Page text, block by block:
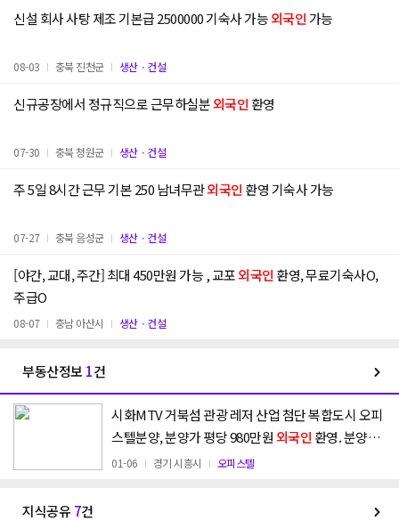
신설 회사 사탕 제조 기본급 2500000 기숙사 가능외국인가능
08-03 충북 진천군 생산ㆍ건설
신규공장에서 정규직으로 근무하실분외국인 환영
07-30 충북 청원군 생산ㆍ건설
주 5일 8시간 근무 기본 250 남녀무관외국인 환영 기숙사 가능
07-27 충북 음성군 생산ㆍ건설
[야간, 교대, 주간] 최대 450만원 가능 , 교포외국인 환영, 무료기숙사O,
주급O
08-07 충남 아산시 생산ㆍ건설
부동산정보 1건
시화MTV 거북섬 관광 레저 산업 첨단 복합도시 오피
스텔분양, 분양가 평당 980만원 외국인 환영. 분양가
5%할인,취득세지급 18평 2억대
01-06 경기 시흥시 오피스텔
지식공유 7건